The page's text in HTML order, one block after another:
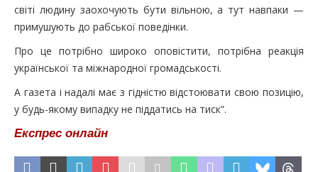
свiтi людину заохочують бути вiльною, а тут навпаки —
примушують до рабської поведiнки.
Про це потрiбно широко оповiстити, потрiбна реакцiя
української та мiжнародної громадськостi.
А газета i надалi має з гiднiстю вiдстоювати свою позицiю,
у будь-якому випадку не піддатись на тиск”.
Експрес онлайн